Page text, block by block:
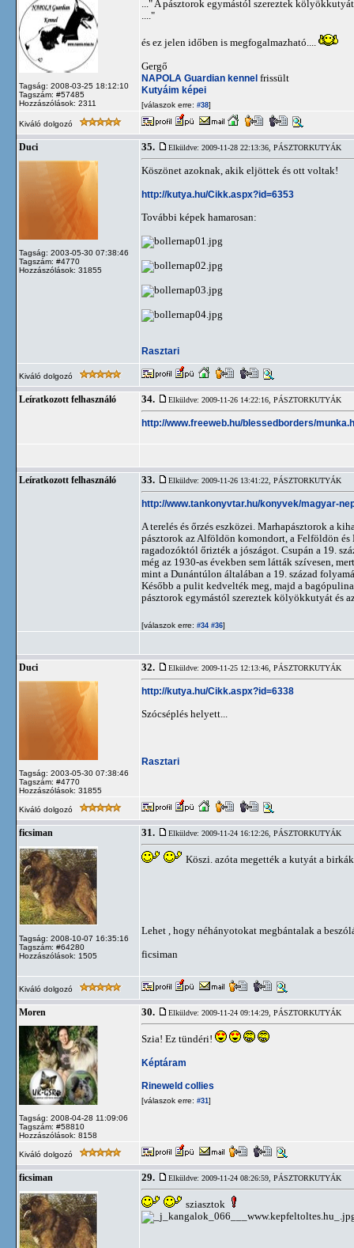
Tagság: 2008-03-25 18:12:10
Tagszám: #57485
Hozzászólások: 2311
..." A pásztorok egymástól szereztek
...."
és ez jelen időben is megfogalmazható....
Gergő
NAPOLA Guardian kennel frissült
Kutyáim képei
[válaszok erre: #38]
Kiváló dolgozó
Duci
Tagság: 2003-05-30 07:38:46
Tagszám: #4770
Hozzászólások: 31855
35. Elküldve: 2009-11-28 22:13:36, PÁSZTORKUTYÁK
Köszönet azoknak, akik eljöttek és ott voltak!
http://kutya.hu/Cikk.aspx?id=6353
További képek hamarosan:
Rasztari
Kiváló dolgozó
Leíratkozott felhasználó 34. Elküldve: 2009-11-26 14:22:16, PÁSZTORKUTYÁK
http://www.freeweb.hu/blessedborders/
Leíratkozott felhasználó 33. Elküldve: 2009-11-26 13:41:22, PÁSZTORKUTYÁK
http://www.tankonyvtar.hu/konyvek/magyar-
A terelés és őrzés eszközei. Marhapásztorok a
pásztorok az Alföldön komondort, a Felföldön
ragadozóktól őrizték a jószágot. Csupán a 19.
még az 1930-as években sem látták szívesen,
mint a Dunántúlon általában a 19. század
Később a pulit kedvelték meg, majd a
pásztorok egymástól szereztek kölyökkutyát és
[válaszok erre: #34 #36]
Duci
Tagság: 2003-05-30 07:38:46
Tagszám: #4770
Hozzászólások: 31855
32. Elküldve: 2009-11-25 12:13:46, PÁSZTORKUTYÁK
http://kutya.hu/Cikk.aspx?id=6338
Szócséplés helyett...
Rasztari
Kiváló dolgozó
ficsiman
Tagság: 2008-10-07 16:35:16
Tagszám: #64280
Hozzászólások: 1505
31. Elküldve: 2009-11-24 16:12:26, PÁSZTORKUTYÁK
Köszi. azóta megették a kutyát a
Lehet , hogy néhányotokat megbántalak a
ficsiman
Kiváló dolgozó
Moren
Tagság: 2008-04-28 11:09:06
Tagszám: #58810
Hozzászólások: 8158
30. Elküldve: 2009-11-24 09:14:29, PÁSZTORKUTYÁK
Szia! Ez tündéri!
Képtáram
Rineweld collies
[válaszok erre: #31]
Kiváló dolgozó
ficsiman 29. Elküldve: 2009-11-24 08:26:59, PÁSZTORKUTYÁK
sziasztok